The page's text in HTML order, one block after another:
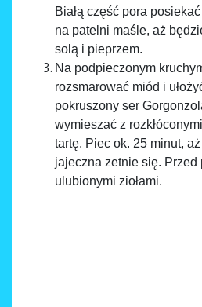
Białą część pora
na patelni maśle, aż
solą i pieprzem.
Na podpieczonym
rozsmarować miód i
pokruszony ser
wymieszać z
tartę. Piec ok. 25 minut,
jajeczna zetnie się.
ulubionymi ziołami.